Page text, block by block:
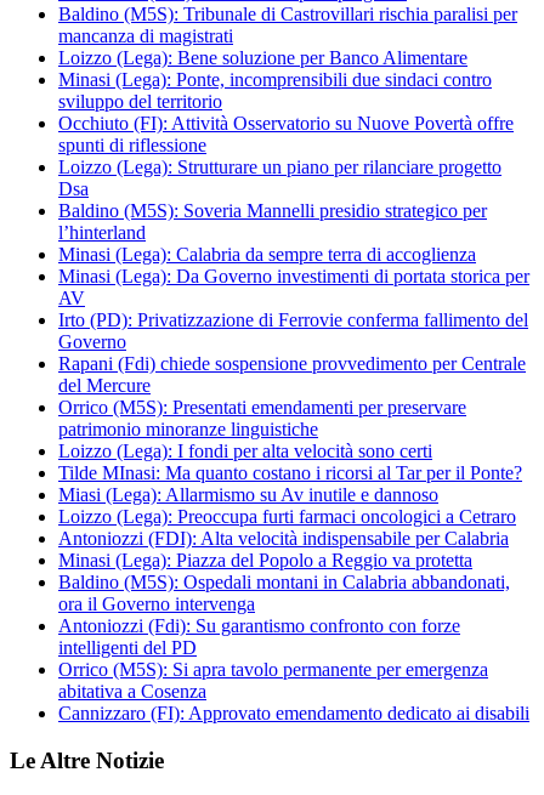
Baldino (M5S): Tribunale di Castrovillari rischia paralisi per
mancanza di magistrati
Loizzo (Lega): Bene soluzione per Banco Alimentare
Minasi (Lega): Ponte, incomprensibili due sindaci contro
sviluppo del territorio
Occhiuto (FI): Attività Osservatorio su Nuove Povertà offre
spunti di riflessione
Loizzo (Lega): Strutturare un piano per rilanciare progetto
Dsa
Baldino (M5S): Soveria Mannelli presidio strategico per
l’hinterland
Minasi (Lega): Calabria da sempre terra di accoglienza
Minasi (Lega): Da Governo investimenti di portata storica per
AV
Irto (PD): Privatizzazione di Ferrovie conferma fallimento del
Governo
Rapani (Fdi) chiede sospensione provvedimento per Centrale
del Mercure
Orrico (M5S): Presentati emendamenti per preservare
patrimonio minoranze linguistiche
Loizzo (Lega): I fondi per alta velocità sono certi
Tilde MInasi: Ma quanto costano i ricorsi al Tar per il Ponte?
Miasi (Lega): Allarmismo su Av inutile e dannoso
Loizzo (Lega): Preoccupa furti farmaci oncologici a Cetraro
Antoniozzi (FDI): Alta velocità indispensabile per Calabria
Minasi (Lega): Piazza del Popolo a Reggio va protetta
Baldino (M5S): Ospedali montani in Calabria abbandonati,
ora il Governo intervenga
Antoniozzi (Fdi): Su garantismo confronto con forze
intelligenti del PD
Orrico (M5S): Si apra tavolo permanente per emergenza
abitativa a Cosenza
Cannizzaro (FI): Approvato emendamento dedicato ai disabili
Le Altre Notizie